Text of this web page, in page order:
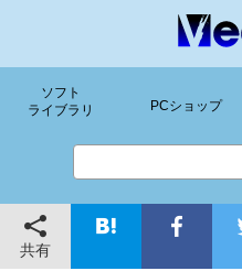
ソフト
ライブラリ
PCショップ
共有